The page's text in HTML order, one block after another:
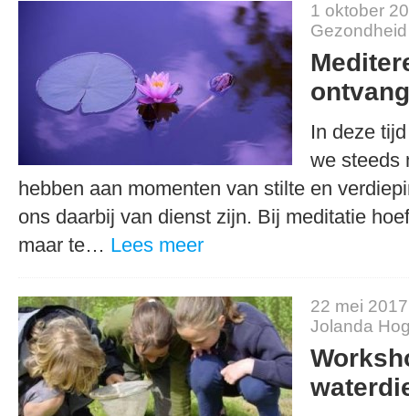
1 oktober
Gezondheid
In deze
we steeds
hebben aan momenten van stilte en
ons daarbij van dienst zijn. Bij meditatie
maar te… Lees meer
22 mei
Jolanda